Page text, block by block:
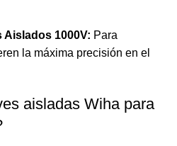
1000V: Para
la máxima precisión en el
aisladas Wiha para